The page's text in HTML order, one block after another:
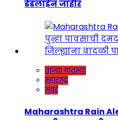
डेडलाईन जाहीर
ताज्या बातम्या
महाराष्ट्र
मुंबई
Maharashtra Rain